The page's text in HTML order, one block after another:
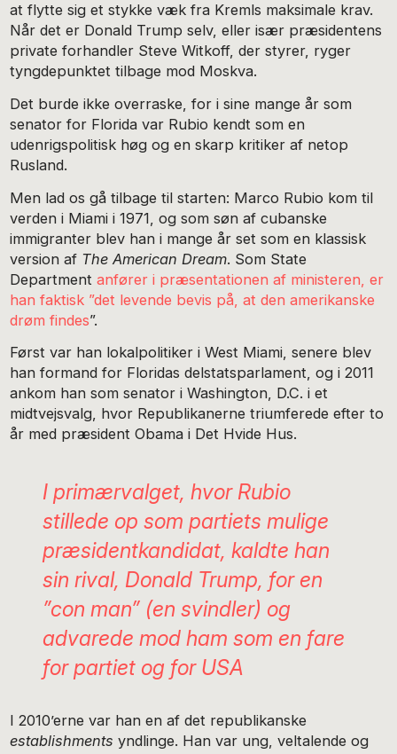
at flytte sig et stykke væk fra Kremls maksimale krav.
Når det er Donald Trump selv, eller især præsidentens
private forhandler Steve Witkoff, der styrer, ryger
tyngdepunktet tilbage mod Moskva.
Det burde ikke overraske, for i sine mange år som
senator for Florida var Rubio kendt som en
udenrigspolitisk høg og en skarp kritiker af netop
Rusland.
Men lad os gå tilbage til starten: Marco Rubio kom til
verden i Miami i 1971, og som søn af cubanske
immigranter blev han i mange år set som en klassisk
version af The American Dream. Som State
Departmentanfører i præsentationen af ministeren, er
han faktisk ”det levende bevis på, at den amerikanske
drøm findes”.
Først var han lokalpolitiker i West Miami, senere blev
han formand for Floridas delstatsparlament, og i 2011
ankom han som senator i Washington, D.C. i et
midtvejsvalg, hvor Republikanerne triumferede efter to
år med præsident Obama i Det Hvide Hus.
I primærvalget, hvor Rubio
stillede op som partiets mulige
præsidentkandidat, kaldte han
sin rival, Donald Trump, for en
”con man” (en svindler) og
advarede mod ham som en fare
for partiet og for USA
I 2010’erne var han en af det republikanske
establishments yndlinge. Han var ung, veltalende og